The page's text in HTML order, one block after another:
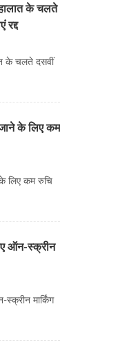
हालात के चलते
रद्द
के चलते दसवीं
के लिए कम
लिए कम रुचि
ऑन-स्क्रीन
मार्किंग